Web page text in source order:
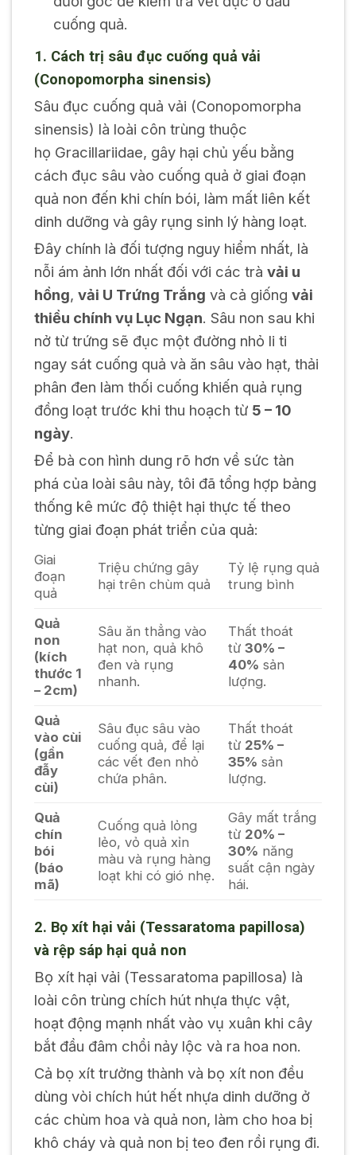
cuống quả.
1. Cách trị sâu đục cuống quả vải
(Conopomorpha sinensis)
Sâu đục cuống quả vải (Conopomorpha
sinensis) là loài côn trùng thuộc
họ Gracillariidae, gây hại chủ yếu bằng
cách đục sâu vào cuống quả ở giai đoạn
quả non đến khi chín bói, làm mất liên kết
dinh dưỡng và gây rụng sinh lý hàng loạt.
Đây chính là đối tượng nguy hiểm nhất, là
nỗi ám ảnh lớn nhất đối với các trà vải u
hồng, vải U Trứng Trắng và cả giống vải
thiều chính vụ Lục Ngạn. Sâu non sau khi
nở từ trứng sẽ đục một đường nhỏ li ti
ngay sát cuống quả và ăn sâu vào hạt, thải
phân đen làm thối cuống khiến quả rụng
đồng loạt trước khi thu hoạch từ 5 – 10
ngày.
Để bà con hình dung rõ hơn về sức tàn
phá của loài sâu này, tôi đã tổng hợp bảng
thống kê mức độ thiệt hại thực tế theo
từng giai đoạn phát triển của quả:
Giai
đoạn
quả
Triệu chứng gây
hại trên chùm quả
Tỷ lệ rụng quả
trung bình
Quả
non
(kích
thước 1
– 2cm)
Sâu ăn thẳng vào
hạt non, quả khô
đen và rụng
nhanh.
Thất thoát
từ 30% –
40% sản
lượng.
Quả
vào cùi
(gần
đẫy
cùi)
Sâu đục sâu vào
cuống quả, để lại
các vết đen nhỏ
chứa phân.
Thất thoát
từ 25% –
35% sản
lượng.
Quả
chín
bói
(báo
mã)
Cuống quả lỏng
lẻo, vỏ quả xỉn
màu và rụng hàng
loạt khi có gió nhẹ.
Gây mất trắng
từ 20% –
30% năng
suất cận ngày
hái.
2. Bọ xít hại vải (Tessaratoma papillosa)
và rệp sáp hại quả non
Bọ xít hại vải (Tessaratoma papillosa) là
loài côn trùng chích hút nhựa thực vật,
hoạt động mạnh nhất vào vụ xuân khi cây
bắt đầu đâm chồi nảy lộc và ra hoa non.
Cả bọ xít trưởng thành và bọ xít non đều
dùng vòi chích hút hết nhựa dinh dưỡng ở
các chùm hoa và quả non, làm cho hoa bị
khô cháy và quả non bị teo đen rồi rụng đi.